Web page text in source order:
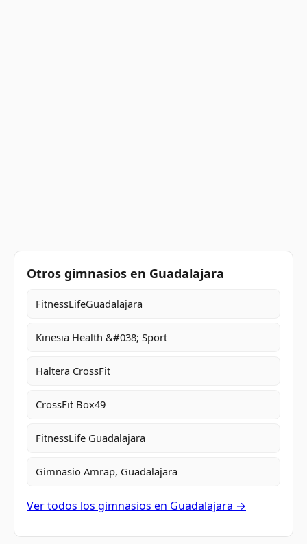
Otros gimnasios en Guadalajara
FitnessLifeGuadalajara
Kinesia Health &#038; Sport
Haltera CrossFit
CrossFit Box49
FitnessLife Guadalajara
Gimnasio Amrap, Guadalajara
Ver todos los gimnasios en Guadalajara →